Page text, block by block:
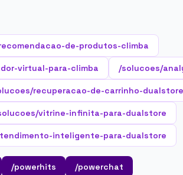
de-produtos-climba
virtual-para-climba /solucoes/
recuperacao-de-carrinho-dualstore
vitrine-infinita-para-dualstore
inteligente-para-dualstore
/powerhits /powerchat